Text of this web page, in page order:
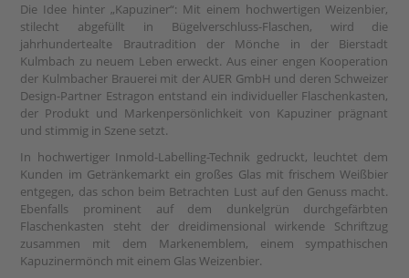
Die Idee hinter „Kapuziner“: Mit einem hochwertigen Weizenbier,
stilecht abgefüllt in Bügelverschluss-Flaschen, wird die
jahrhundertealte Brautradition der Mönche in der Bierstadt
Kulmbach zu neuem Leben erweckt. Aus einer engen Kooperation
der Kulmbacher Brauerei mit der AUER GmbH und deren Schweizer
Design-Partner Estragon entstand ein individueller Flaschenkasten,
der Produkt und Markenpersönlichkeit von Kapuziner prägnant
und stimmig in Szene setzt.
In hochwertiger Inmold-Labelling-Technik gedruckt, leuchtet dem
Kunden im Getränkemarkt ein großes Glas mit frischem Weißbier
entgegen, das schon beim Betrachten Lust auf den Genuss macht.
Ebenfalls prominent auf dem dunkelgrün durchgefärbten
Flaschenkasten steht der dreidimensional wirkende Schriftzug
zusammen mit dem Markenemblem, einem sympathischen
Kapuzinermönch mit einem Glas Weizenbier.